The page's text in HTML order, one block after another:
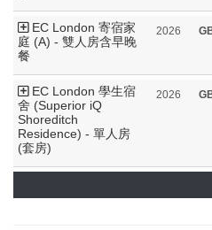
EC London 寄宿家
庭 (A) - 雙人房含早晚
餐
2026
EC London 學生宿
舍 (Superior iQ
Shoreditch
Residence) - 單人房
(套房)
2026